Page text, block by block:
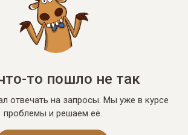
то пошло не так
отвечать на запросы. Мы уже в курсе
проблемы и решаем её.